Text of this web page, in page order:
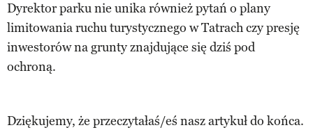
Dyrektor parku nie unika również pytań o plany
limitowania ruchu turystycznego w Tatrach czy presję
inwestorów na grunty znajdujące się dziś pod
ochroną.
Dziękujemy, że przeczytałaś/eś nasz artykuł do końca.